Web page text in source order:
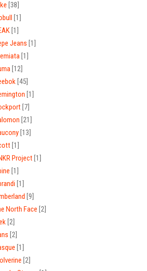
[38]
[1]
[1]
Jeans [1]
[1]
[12]
[45]
[1]
[7]
[21]
[13]
[1]
Project [1]
[1]
[1]
[9]
North Face [2]
[2]
[2]
[1]
[2]